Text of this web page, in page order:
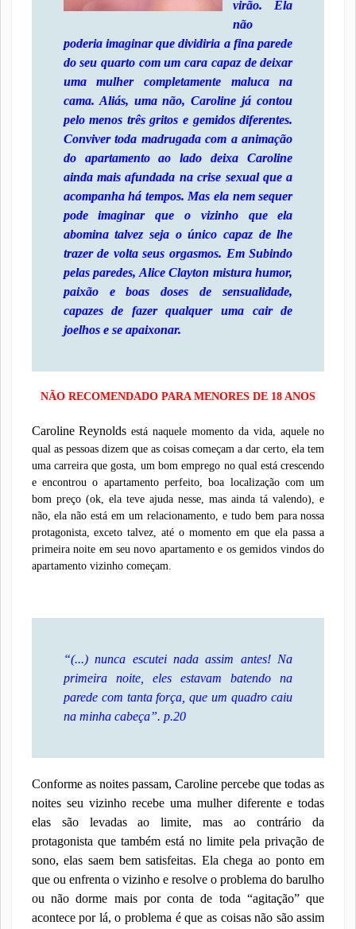
virão. Ela
não
poderia imaginar que dividiria a fina parede
do seu quarto com um cara capaz de deixar
uma mulher completamente maluca na
cama. Aliás, uma não, Caroline já contou
pelo menos três gritos e gemidos diferentes.
Conviver toda madrugada com a animação
do apartamento ao lado deixa Caroline
ainda mais afundada na crise sexual que a
acompanha há tempos. Mas ela nem sequer
pode imaginar que o vizinho que ela
abomina talvez seja o único capaz de lhe
trazer de volta seus orgasmos. Em Subindo
pelas paredes, Alice Clayton mistura humor,
paixão e boas doses de sensualidade,
capazes de fazer qualquer uma cair de
joelhos e se apaixonar.
NÃO RECOMENDADO PARA MENORES DE 18 ANOS
Caroline Reynolds está naquele momento da vida, aquele no
qual as pessoas dizem que as coisas começam a dar certo, ela tem
uma carreira que gosta, um bom emprego no qual está crescendo
e encontrou o apartamento perfeito, boa localização com um
bom preço (ok, ela teve ajuda nesse, mas ainda tá valendo), e
não, ela não está em um relacionamento, e tudo bem para nossa
protagonista, exceto talvez, até o momento em que ela passa a
primeira noite em seu novo apartamento e os gemidos vindos do
apartamento vizinho começam.
“(...) nunca escutei nada assim antes! Na
primeira noite, eles estavam batendo na
parede com tanta força, que um quadro caiu
na minha cabeça”. p.20
Conforme as noites passam, Caroline percebe que todas as
noites seu vizinho recebe uma mulher diferente e todas
elas são levadas ao limite, mas ao contrário da
protagonista que também está no limite pela privação de
sono, elas saem bem satisfeitas. Ela chega ao ponto em
que ou enfrenta o vizinho e resolve o problema do barulho
ou não dorme mais por conta de toda “agitação” que
acontece por lá, o problema é que as coisas não são assim